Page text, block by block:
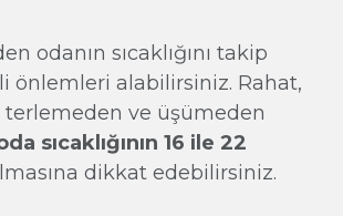
odanın sıcaklığını takip
önlemleri alabilirsiniz. Rahat,
ve üşümeden
sıcaklığının 16 ile 22
dikkat edebilirsiniz.